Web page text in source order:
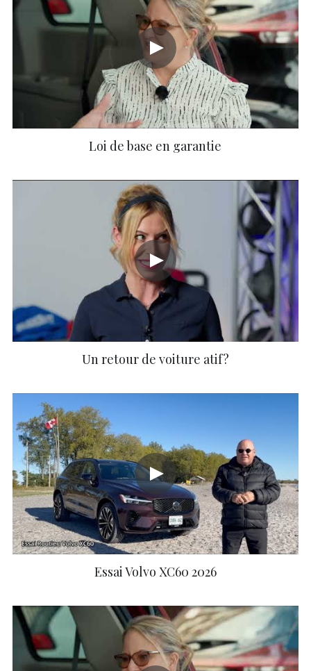
Loi de base en garantie
Un retour de voiture atif?
Essai Volvo XC60 2026